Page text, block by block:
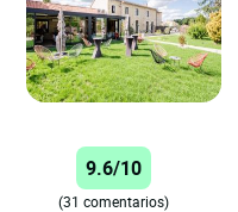
9.6/10
(31 comentarios)